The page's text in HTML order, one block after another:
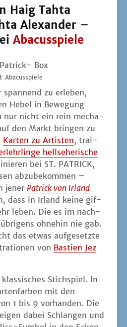
Kar­ten zu Artis­ten
hell­se­he­ri­sche
bei ST. PATRICK,
abzu­be­kom­men –
dass in Irland kei­ne gif­
leben. Die es im nach­
das etwas auf­ge­setz­te
vonBas­tien Jez
klas­si­sches Stich­spiel. In
mit den
1 bis 9 vor­han­den. Die
dabei Schlan­gen und
Sym­bol in den Ecken.
wir auch auf der wei­ßen
sind es dann aber
drei Bis­se. Und die­se gilt
machen wir, in dem wir
Sym­bo­len in einem
glei­che Far­ben
im Spiel sind, ist das
Aus die­sem Grund kön­
der eigent­li­chen Run­de
Bis­sen schüt­zen. Dazu